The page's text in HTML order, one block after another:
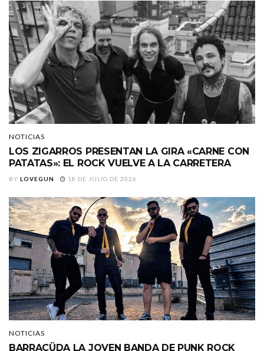
NOTICIAS
LOS ZIGARROS PRESENTAN LA GIRA «CARNE CON
PATATAS»: EL ROCK VUELVE A LA CARRETERA
BY LOVEGUN 18 DE JULIO DE 2026
NOTICIAS
BARRACÜDA LA JOVEN BANDA DE PUNK ROCK